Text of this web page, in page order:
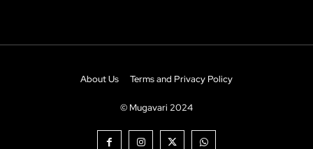
About Us Terms and Privacy Policy
© Mugavari 2024